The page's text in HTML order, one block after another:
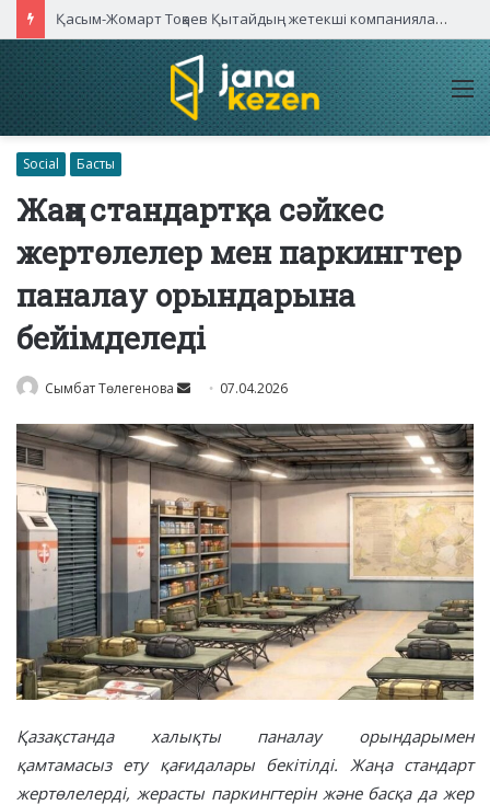
Қасым-Жомарт Тоқаев Қытайдың жетекші компаниялары басшыларымен кездесті
Social Басты
Жаңа стандартқа сәйкес
жертөлелер мен паркингтер
паналау орындарына
бейімделеді
Сымбат Төлегенова
Send
email
07.04.2026
Қазақстанда халықты паналау орындарымен
қамтамасыз ету қағидалары бекітілді. Жаңа стандарт
жертөлелерді, жерасты паркингтерін және басқа да жер